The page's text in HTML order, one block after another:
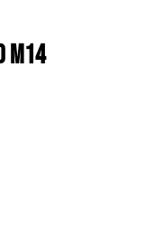
M14